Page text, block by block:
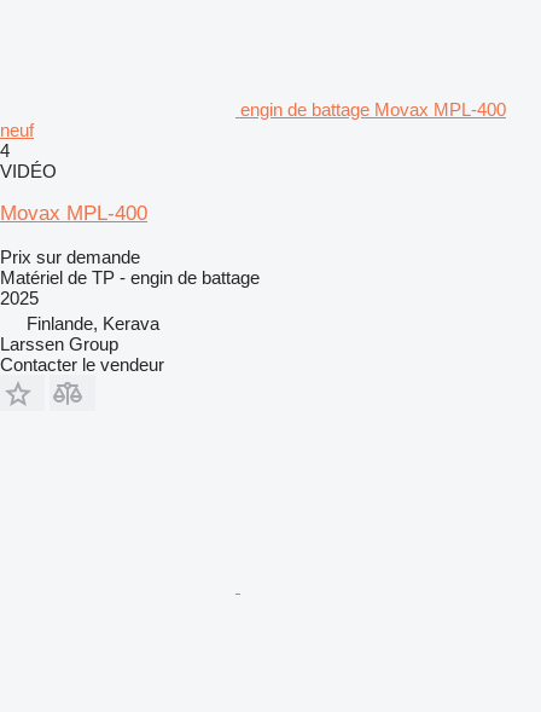
engin de battage Movax MPL-400
neuf
4
VIDÉO
Movax MPL-400
Prix sur demande
Matériel de TP - engin de battage
2025
Finlande, Kerava
Larssen Group
Contacter le vendeur